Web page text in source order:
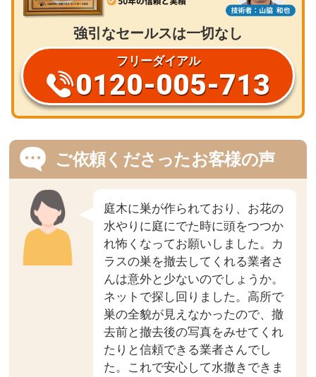
強引なセールスは一切なし
フリーダイアル
0120-005-713
ご依頼くださったお客様の声
庭木に巣が作られており、お花の
水やりに庭にでた時に頭をつつか
れ怖くなってお願いしました。カ
ラスの巣を撤去してくれる業者さ
んは意外と少ないのでしょうか。
ネットで探し回りました。高所で
巣の全貌が見えなかったので、撤
去前と撤去後の写真をみせてくれ
たりと信頼できる業者さんでし
た。これで安心して水撒きできま